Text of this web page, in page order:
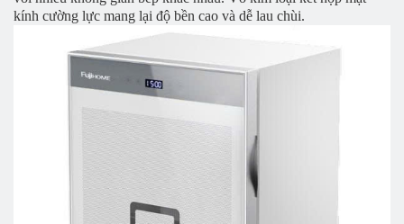
kính cường lực mang lại độ bền cao và dễ lau chùi.